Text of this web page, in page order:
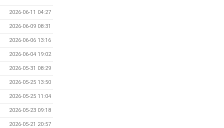
2026-06-11 04:27
2026-06-09 08:31
2026-06-06 13:16
2026-06-04 19:02
2026-05-31 08:29
2026-05-25 13:50
2026-05-25 11:04
2026-05-23 09:18
2026-05-21 20:57